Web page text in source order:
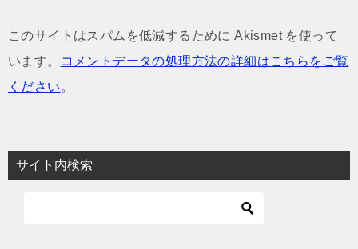
このサイトはスパムを低減するために Akismet を使って
います。
コメントデータの処理方法の詳細はこちらをご覧
ください 。
サイト内検索